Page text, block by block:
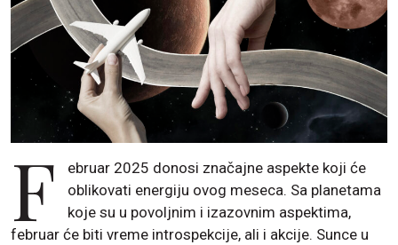
F
ebruar 2025 donosi značajne aspekte koji će
oblikovati energiju ovog meseca. Sa planetama
koje su u povoljnim i izazovnim aspektima,
februar će biti vreme introspekcije, ali i akcije. Sunce u